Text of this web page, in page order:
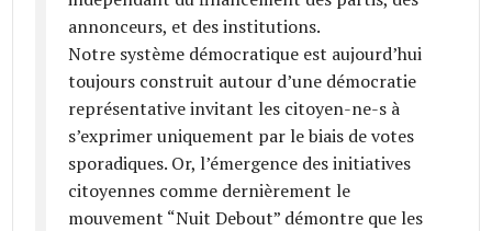
annonceurs, et des institutions.
Notre système démocratique est aujourd’hui
toujours construit autour d’une démocratie
représentative invitant les citoyen­-ne­-s à
s’exprimer uniquement par le biais de votes
sporadiques. Or, l’émergence des initiatives
citoyennes comme dernièrement le
mouvement “Nuit Debout” démontre que les